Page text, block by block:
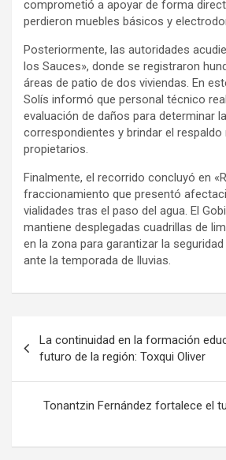
comprometió a apoyar de forma
perdieron muebles básicos y
Posteriormente, las autoridades
los Sauces», donde se registraron
áreas de patio de dos viviendas. En
Solís informó que personal técnico
evaluación de daños para determinar
correspondientes y brindar el
propietarios.
Finalmente, el recorrido concluyó en
fraccionamiento que presentó
vialidades tras el paso del agua. El
mantiene desplegadas cuadrillas de
en la zona para garantizar la
ante la temporada de lluvias.
de
entradas
La continuidad en la formación
futuro de la región: Toxqui Oliver
Tonantzin Fernández fortalece el